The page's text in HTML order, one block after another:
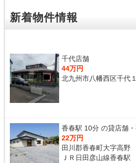
ビ
ゲ
シ
ョ
ン
新着物件情報
千代店舗
44万円
北九州市八幡西区千代
香春駅 10分 の貸店舗・
22万円
田川郡香春町大字高野
ＪＲ日田彦山線香春駅